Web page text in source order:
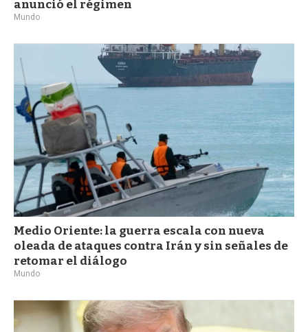
anunció el régimen
Mundo
Medio Oriente: la guerra escala con nueva
oleada de ataques contra Irán y sin señales de
retomar el diálogo
Mundo